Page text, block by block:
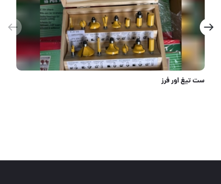
ست تیغ اور فرز